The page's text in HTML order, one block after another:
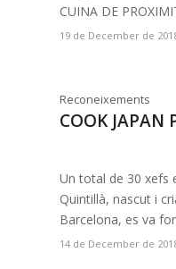
CUINA DE
19 de December de
Reconeixements
COOK JAPAN
Un total de 30 xefs
Quintillà, nascut i
Barcelona, es va
14 de December de